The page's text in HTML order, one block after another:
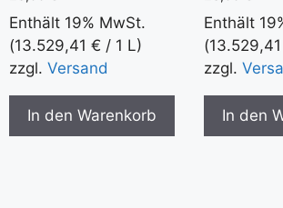
Enthält 19% MwSt.
(13.529,41 € / 1 L)
zzgl. Versand
In den Warenkorb
Enthält
(13.529,41
zzgl.
In den